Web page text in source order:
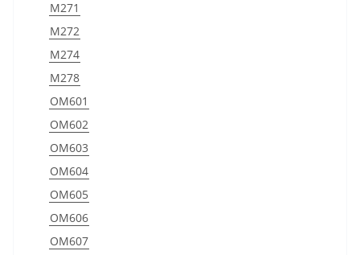
M271
M272
M274
M278
OM601
OM602
OM603
OM604
OM605
OM606
OM607